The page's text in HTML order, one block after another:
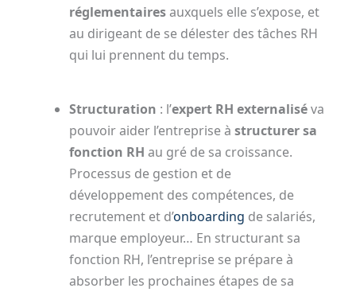
réglementairesauxquels elle s’expose, et
au dirigeant de se délester des tâches RH
qui lui prennent du temps.
Structuration : l’expert RH externaliséva
pouvoir aider l’entreprise à structurer sa
fonction RH au gré de sa croissance.
Processus de gestion et de
développement des compétences, de
recrutement et d’onboarding de salariés,
marque employeur… En structurant sa
fonction RH, l’entreprise se prépare à
absorber les prochaines étapes de sa